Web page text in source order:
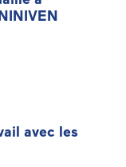
avec les